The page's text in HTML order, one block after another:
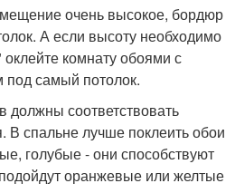
очень высокое, бордюр
А если высоту необходимо
комнату обоями с
под самый потолок.
должны соответствовать
спальне лучше поклеить обои
голубые - они способствуют
оранжевые или желтые